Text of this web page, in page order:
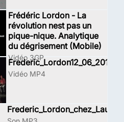
Frédéric Lordon - La
révolution nest pas un
pique-nique. Analytique
du dégrisement (Mobile)
Vidéo 3GP
Frederic_Lordon12_06_2016
Vidéo MP4